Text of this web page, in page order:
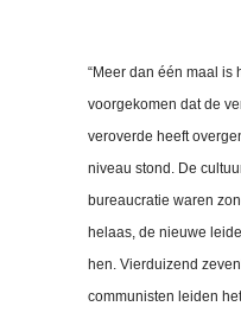
“Meer dan één maal is
voorgekomen dat de
veroverde heeft
niveau stond. De
bureaucratie waren
helaas, de nieuwe
hen. Vierduizend
communisten leiden